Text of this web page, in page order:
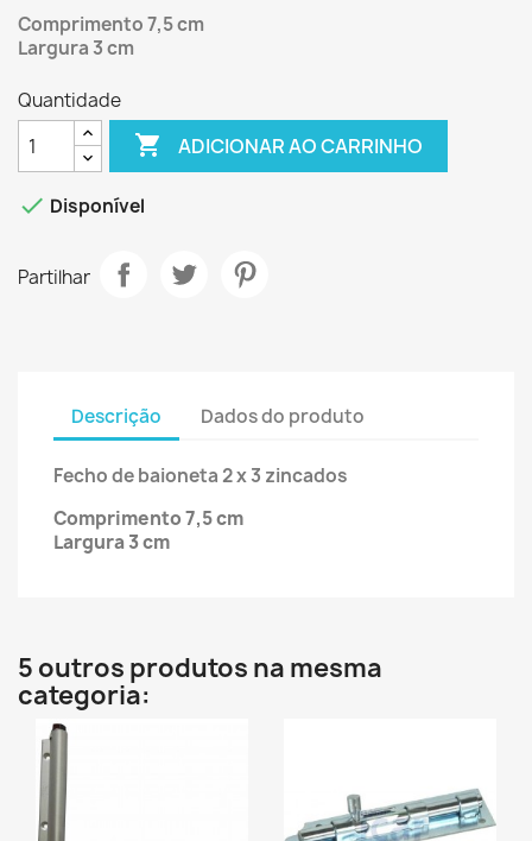
Comprimento 7,5 cm
Largura 3 cm
Quantidade
 ADICIONAR AO CARRINHO
 Disponível
Partilhar
Descrição Dados do produto
Fecho de baioneta 2 x 3 zincados
Comprimento 7,5 cm
Largura 3 cm
5 outros produtos na mesma
categoria: